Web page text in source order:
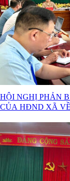
HỘI NGHỊ PHẢN
CỦA HĐND XÃ